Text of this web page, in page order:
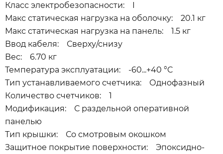
Класс электробезопасности: I
Макс статическая нагрузка на оболочку: 20.1 кг
Макс статическая нагрузка на панель: 1.5 кг
Ввод кабеля: Сверху/снизу
Вес: 6.70 кг
Температура эксплуатации: -60...+40 °C
Тип устанавливаемого счетчика: Однофазный
Количество счетчиков: 1
Модификация: С раздельной оперативной
панелью
Тип крышки: Со смотровым окошком
Защитное покрытие поверхности: Эпоксидно-